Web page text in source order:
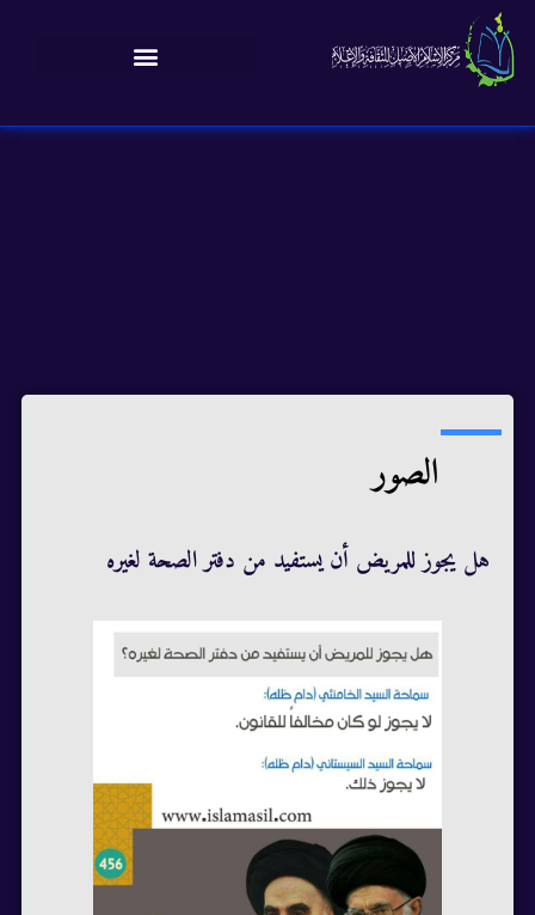
الصور
هل يجوز للمريض أن يستفيد من دفتر الصحة لغيره